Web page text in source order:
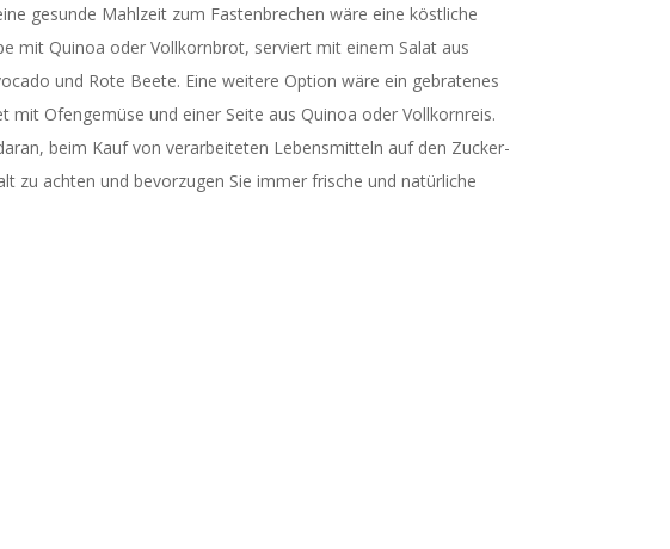
gesunde Mahlzeit zum Fastenbrechen wäre eine köstliche
mit Quinoa oder Vollkornbrot, serviert mit einem Salat aus
und Rote Beete. Eine weitere Option wäre ein gebratenes
mit Ofengemüse und einer Seite aus Quinoa oder Vollkornreis.
beim Kauf von verarbeiteten Lebensmitteln auf den Zucker-
zu achten und bevorzugen Sie immer frische und natürliche